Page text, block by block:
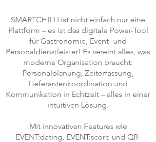
SMARTCHILLI ist nicht einfach nur eine
Plattform – es ist das digitale Power-Tool
für Gastronomie, Event- und
Personaldienstleister! Es vereint alles, was
moderne Organisation braucht:
Personalplanung, Zeiterfassung,
Lieferantenkoordination und
Kommunikation in Echtzeit – alles in einer
intuitiven Lösung.
Mit innovativen Features wie
EVENT:dating, EVENT:score und QR-